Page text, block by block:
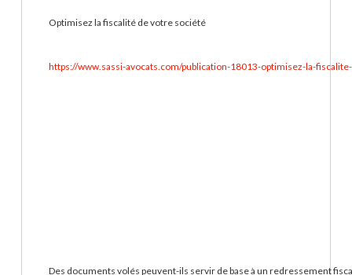
Optimisez la fiscalité de votre société
https://www.sassi-avocats.com/publication-18013-optimisez-la-
Des documents volés peuvent-ils servir de base à un redressement